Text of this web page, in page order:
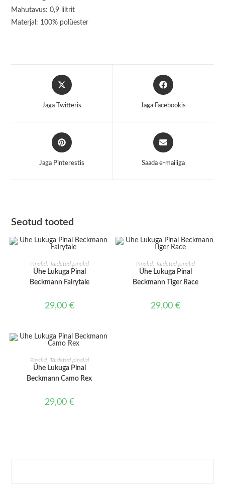
Mahutavus: 0,9 liitrit
Materjal: 100% polüester
Opens
in
Jaga Twitteris
Opens
in
Jaga Facebookis
Opens
in
Jaga Pinterestis
Opens
in
Saada e-mailiga
Seotud tooted
LISA KORVI
Pinalid, Täidetud pinalid
Ühe Lukuga Pinal
Beckmann Fairytale
29,00 €
LISA KORVI
Pinalid Täidetud pinalid
Ühe Lukuga Pinal
Beckmann Tiger Race
29,00€
LISA KORVI
Pinalid, Täidetud pinalid
Ühe Lukuga Pinal
Beckmann Camo Rex
29,00 €